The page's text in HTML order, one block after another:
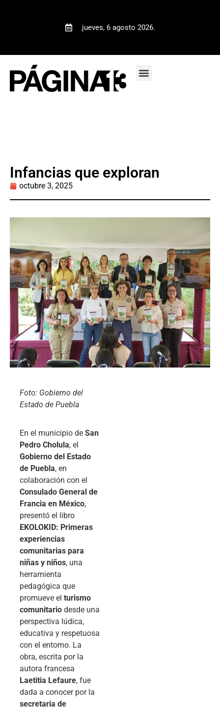
jueves, 6 agosto 2026.
Infancias que exploran
octubre 3, 2025
Foto: Gobierno del
Estado de Puebla
En el municipio de San
Pedro Cholula, el
Gobierno del Estado
de Puebla, en
colaboración con el
Consulado General de
Francia en México,
presentó el libro
EKOLOKID: Primeras
experiencias
comunitarias para
niñas y niños, una
herramienta
pedagógica que
promueve el turismo
comunitario desde una
perspectiva lúdica,
educativa y respetuosa
con el entorno. La
obra, escrita por la
autora francesa
Laetitia Lefaure, fue
dada a conocer por la
secretaria de